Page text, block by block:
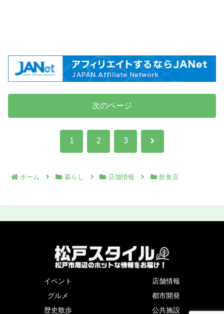
次のページ
1 2 3 次
ホーム 暮らし 店舗情報 飲食店
イベント
店舗情報
グルメ
都市開発
歴史散歩
公共施設